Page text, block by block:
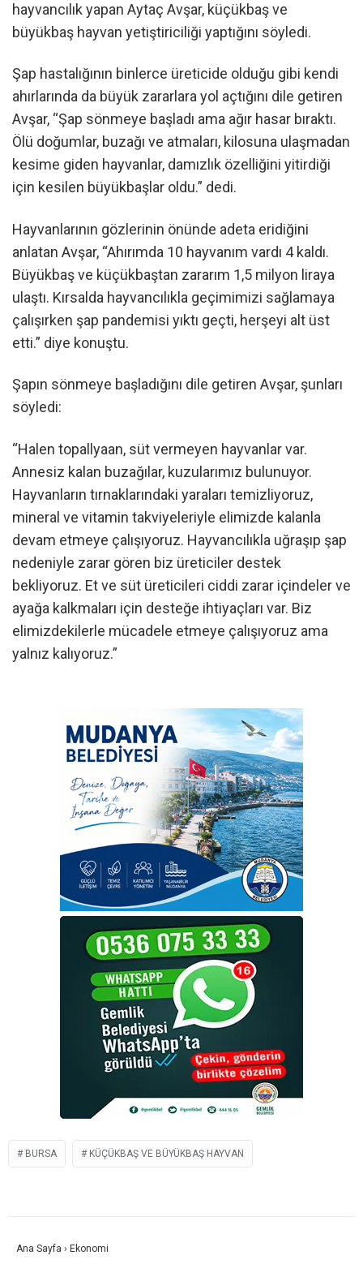
hayvancılık yapan Aytaç Avşar, küçükbaş ve
büyükbaş hayvan yetiştiriciliği yaptığını söyledi.
Şap hastalığının binlerce üreticide olduğu gibi kendi
ahırlarında da büyük zararlara yol açtığını dile getiren
Avşar, “Şap sönmeye başladı ama ağır hasar bıraktı.
Ölü doğumlar, buzağı ve atmaları, kilosuna ulaşmadan
kesime giden hayvanlar, damızlık özelliğini yitirdiği
için kesilen büyükbaşlar oldu.” dedi.
Hayvanlarının gözlerinin önünde adeta eridiğini
anlatan Avşar, “Ahırımda 10 hayvanım vardı 4 kaldı.
Büyükbaş ve küçükbaştan zararım 1,5 milyon liraya
ulaştı. Kırsalda hayvancılıkla geçimimizi sağlamaya
çalışırken şap pandemisi yıktı geçti, herşeyi alt üst
etti.” diye konuştu.
Şapın sönmeye başladığını dile getiren Avşar, şunları
söyledi:
“Halen topallyaan, süt vermeyen hayvanlar var.
Annesiz kalan buzağılar, kuzularımız bulunuyor.
Hayvanların tırnaklarındaki yaraları temizliyoruz,
mineral ve vitamin takviyeleriyle elimizde kalanla
devam etmeye çalışıyoruz. Hayvancılıkla uğraşıp şap
nedeniyle zarar gören biz üreticiler destek
bekliyoruz. Et ve süt üreticileri ciddi zarar içindeler ve
ayağa kalkmaları için desteğe ihtiyaçları var. Biz
elimizdekilerle mücadele etmeye çalışıyoruz ama
yalnız kalıyoruz.”
BURSA KÜÇÜKBAŞ VE BÜYÜKBAŞ HAYVAN
Ana Sayfa › Ekonomi